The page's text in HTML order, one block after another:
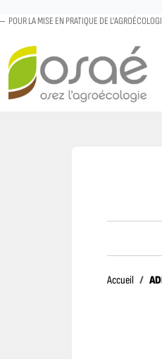
POUR LA MISE EN PRATIQUE DE
Accueil Accueil